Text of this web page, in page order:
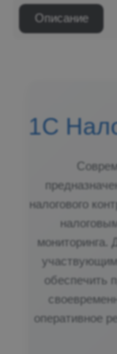
Описание
1С
налогового
мониторинга.
участвующим
обеспечить
оперативное